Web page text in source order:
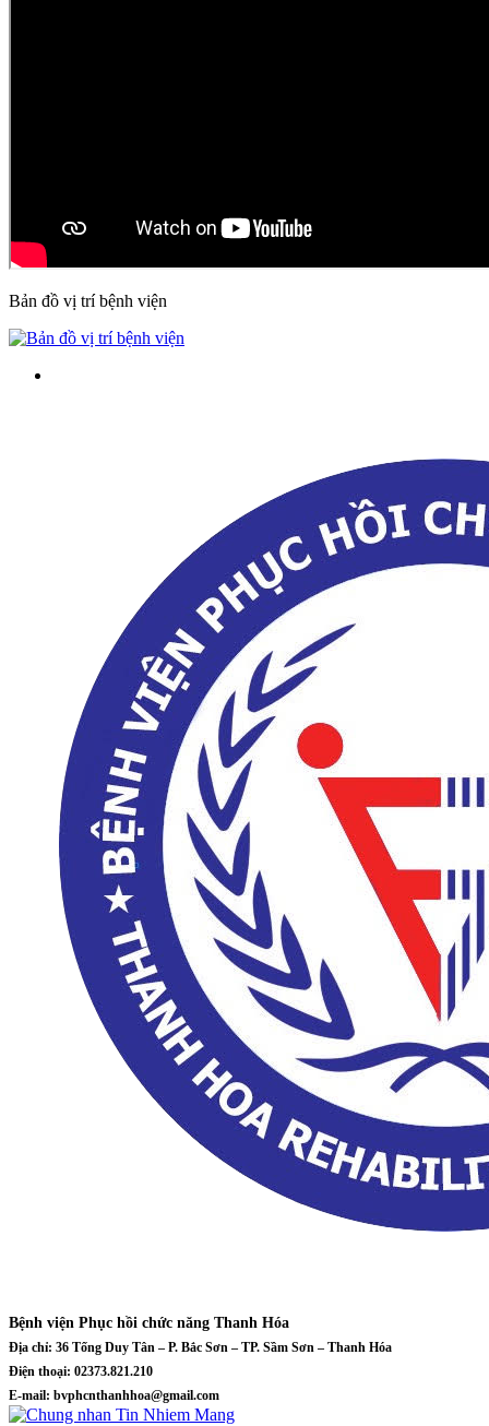
Bản đồ vị trí bệnh viện
Bệnh viện Phục hồi chức năng Thanh Hóa
Địa chỉ: 36 Tống Duy Tân – P. Bắc Sơn – TP. Sầm Sơn – Thanh Hóa
Điện thoại: 02373.821.210
E-mail: bvphcnthanhhoa@gmail.com